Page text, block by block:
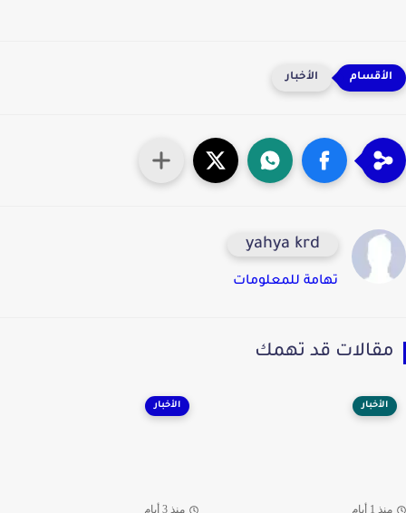
الأخبار
yahya krd
تهامة للمعلومات
قد تهمك
الأخبار
1 أيام
الأخبار
منذ 3 أيام